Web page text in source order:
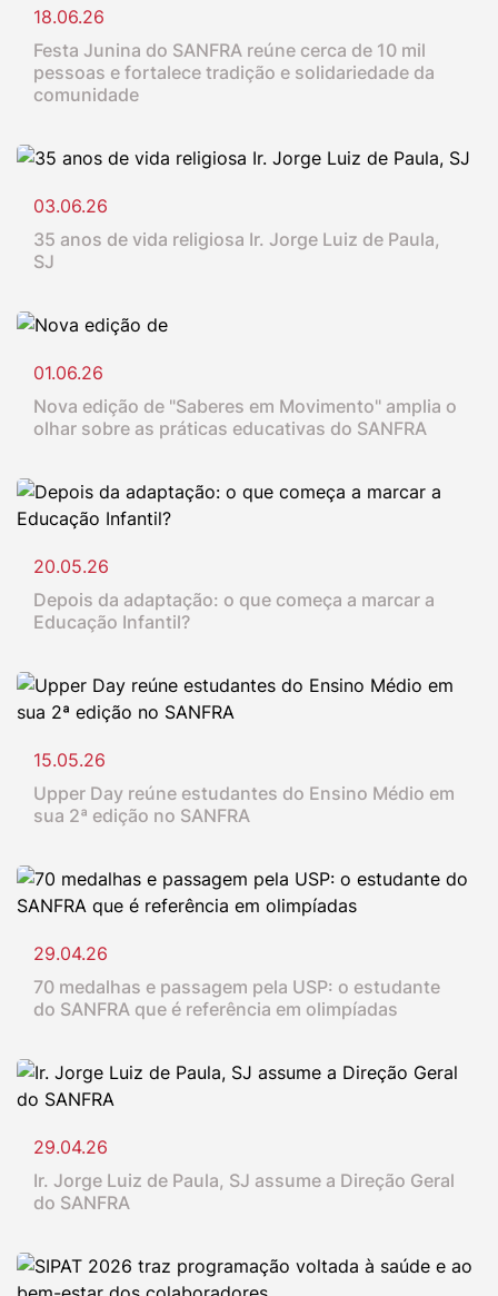
18.06.26
Festa Junina do SANFRA reúne cerca de 10 mil
pessoas e fortalece tradição e solidariedade da
comunidade
03.06.26
35 anos de vida religiosa Ir. Jorge Luiz de Paula,
SJ
01.06.26
Nova edição de "Saberes em Movimento" amplia o
olhar sobre as práticas educativas do SANFRA
20.05.26
Depois da adaptação: o que começa a marcar a
Educação Infantil?
15.05.26
Upper Day reúne estudantes do Ensino Médio em
sua 2ª edição no SANFRA
29.04.26
70 medalhas e passagem pela USP: o estudante
do SANFRA que é referência em olimpíadas
29.04.26
Ir. Jorge Luiz de Paula, SJ assume a Direção Geral
do SANFRA